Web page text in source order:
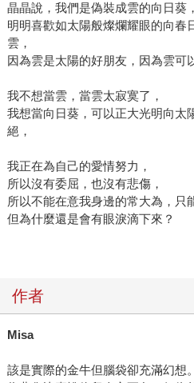
晶晶說，我們是偽裝成雲的向日葵，
明明喜歡如太陽般燦爛耀眼的向春
雲，
因為雲是太陽的好朋友，因為雲可
我不想當雲，當雲太寂寞了，
我想當向日葵，可以正大光明向太
絕，
我正在為自己的愛情努力，
所以沒有委屈，也沒有悲傷，
所以不能在意我身邊的常大為，只
但為什麼還是會有眼淚滴下來？
作者
Misa
該是實際的金牛但腦袋卻充滿幻想